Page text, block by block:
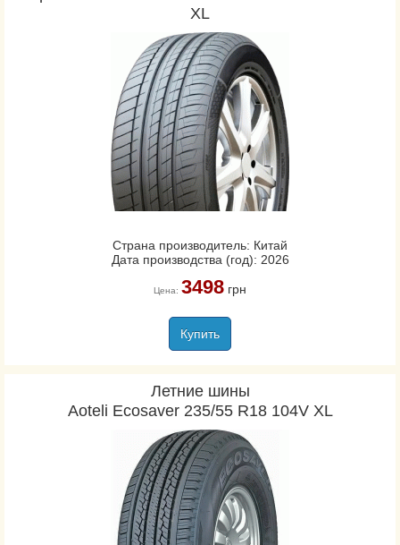
XL
Страна производитель: Китай
Дата производства (год): 2026
Цена: 3498грн
Купить
Летние шины
Aoteli Ecosaver 235/55 R18 104V XL